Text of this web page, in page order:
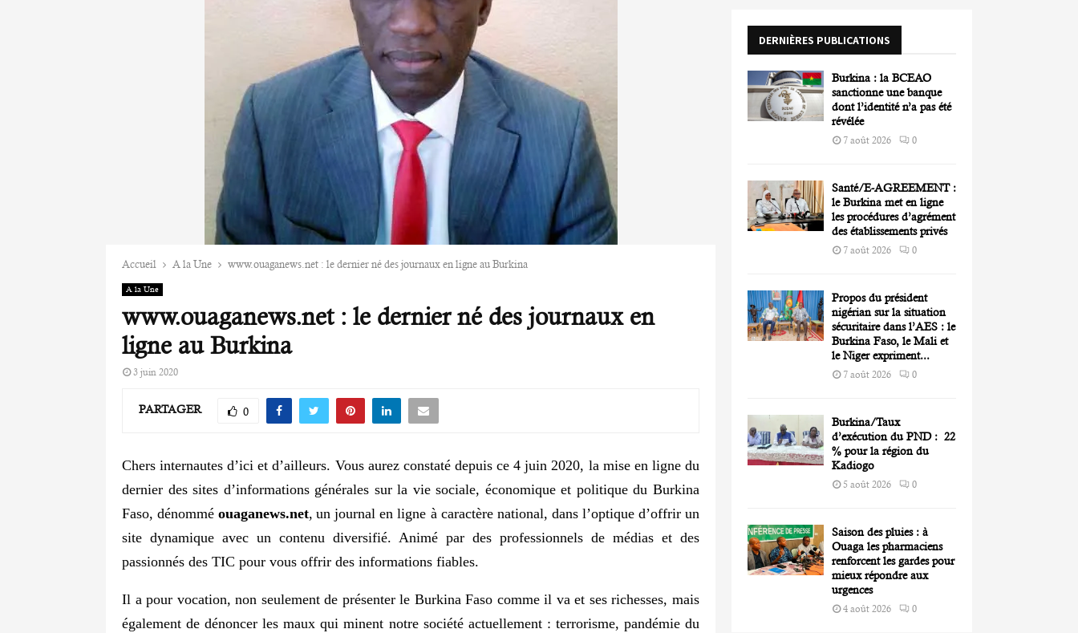
Accueil A la Une www.ouaganews.net : le dernier né des journaux en ligne au Burkina
A la Une
www.ouaganews.net : le dernier né des journaux en
ligne au Burkina
3 juin 2020
PARTAGER 0
Chers internautes d’ici et d’ailleurs. Vous aurez constaté depuis ce 4 juin 2020, la mise en ligne du
dernier des sites d’informations générales sur la vie sociale, économique et politique du Burkina
Faso, dénomméouaganews.net, un journal en ligne à caractère national, dans l’optique d’offrir un
site dynamique avec un contenu diversifié. Animé par des professionnels de médias et des
passionnés des TIC pour vous offrir des informations fiables.
Il a pour vocation, non seulement de présenter le Burkina Faso comme il va et ses richesses, mais
également de dénoncer les maux qui minent notre société actuellement : terrorisme, pandémie du
r
H
DERNIÈRES PUBLICATIONS
Burkina : la BCEAO
sanctionne une banque
dont l’identité n’a pas été
révélée
7 août 2026 0
Santé/E-AGREEMENT :
le Burkina met en ligne
les procédures d’agrément
des établissements privés
7 août 2026 0
Propos du président
nigérian sur la situation
sécuritaire dans l’AES : le
Burkina Faso, le Mali et
le Niger expriment...
7 août 2026 0
Burkina/Taux
d’exécution du PND : 22
% pour la région du
Kadiogo
5 août 2026 0
Saison des pluies : à
Ouaga les pharmaciens
renforcent les gardes pour
mieux répondre aux
urgences
4 août 2026 0